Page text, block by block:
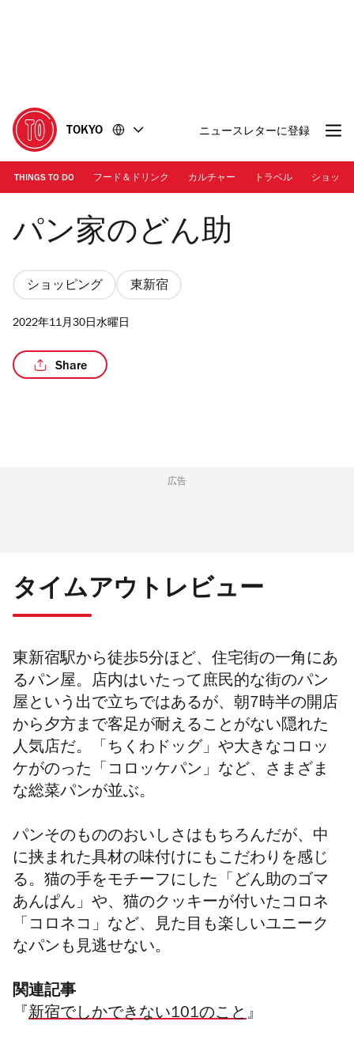
に
移
動
移
動
TOKYO ニュースレターに登録
THINGS TO DO フード＆ドリンク カルチャー トラベル ショッピ
パン屋のどん助
パン家のどん助
ショッピング 東新宿
2022年11月30日水曜日
Share
広告
タイムアウトレビュー
東新宿駅から徒歩5分ほど、住宅街の一角にあ
るパン屋。店内はいたって庶民的な街のパン
屋という出で立ちではあるが、朝7時半の開店
から夕方まで客足が耐えることがない隠れた
人気店だ。「ちくわドッグ」や大きなコロッ
ケがのった「コロッケパン」など、さまざま
な総菜パンが並ぶ。
パンそのもののおいしさはもちろんだが、中
に挟まれた具材の味付けにもこだわりを感じ
る。猫の手をモチーフにした「どん助のゴマ
あんぱん」や、猫のクッキーが付いたコロネ
「コロネコ」など、見た目も楽しいユニーク
なパンも見逃せない。
関連記事
『 新宿でしかできない101のこと』